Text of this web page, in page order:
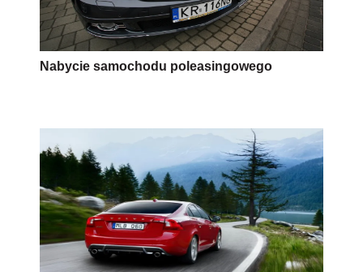
Nabycie samochodu poleasingowego